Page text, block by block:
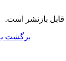
قابل بازنشر است.
برگشت